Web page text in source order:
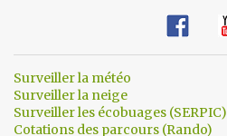
Surveiller la météo
Surveiller la neige
Surveiller les écobuages (SERPIC)
Cotations des parcours (Rando)